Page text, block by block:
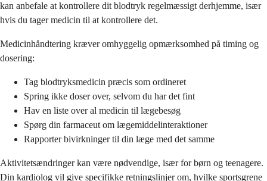
kan anbefale at kontrollere dit blodtryk regelmæssigt derhjemme, især
hvis du tager medicin til at kontrollere det.
Medicinhåndtering kræver omhyggelig opmærksomhed på timing og
dosering:
Tag blodtryksmedicin præcis som ordineret
Spring ikke doser over, selvom du har det fint
Hav en liste over al medicin til lægebesøg
Spørg din farmaceut om lægemiddelinteraktioner
Rapporter bivirkninger til din læge med det samme
Aktivitetsændringer kan være nødvendige, især for børn og teenagere.
Din kardiolog vil give specifikke retningslinjer om, hvilke sportsgrene